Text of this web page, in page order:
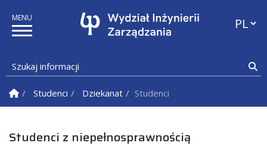
Szukaj informacji
Strona Główna
Studenci Dziekanat Studenci z niepełnosprawnością
Studenci z niepełnosprawnością